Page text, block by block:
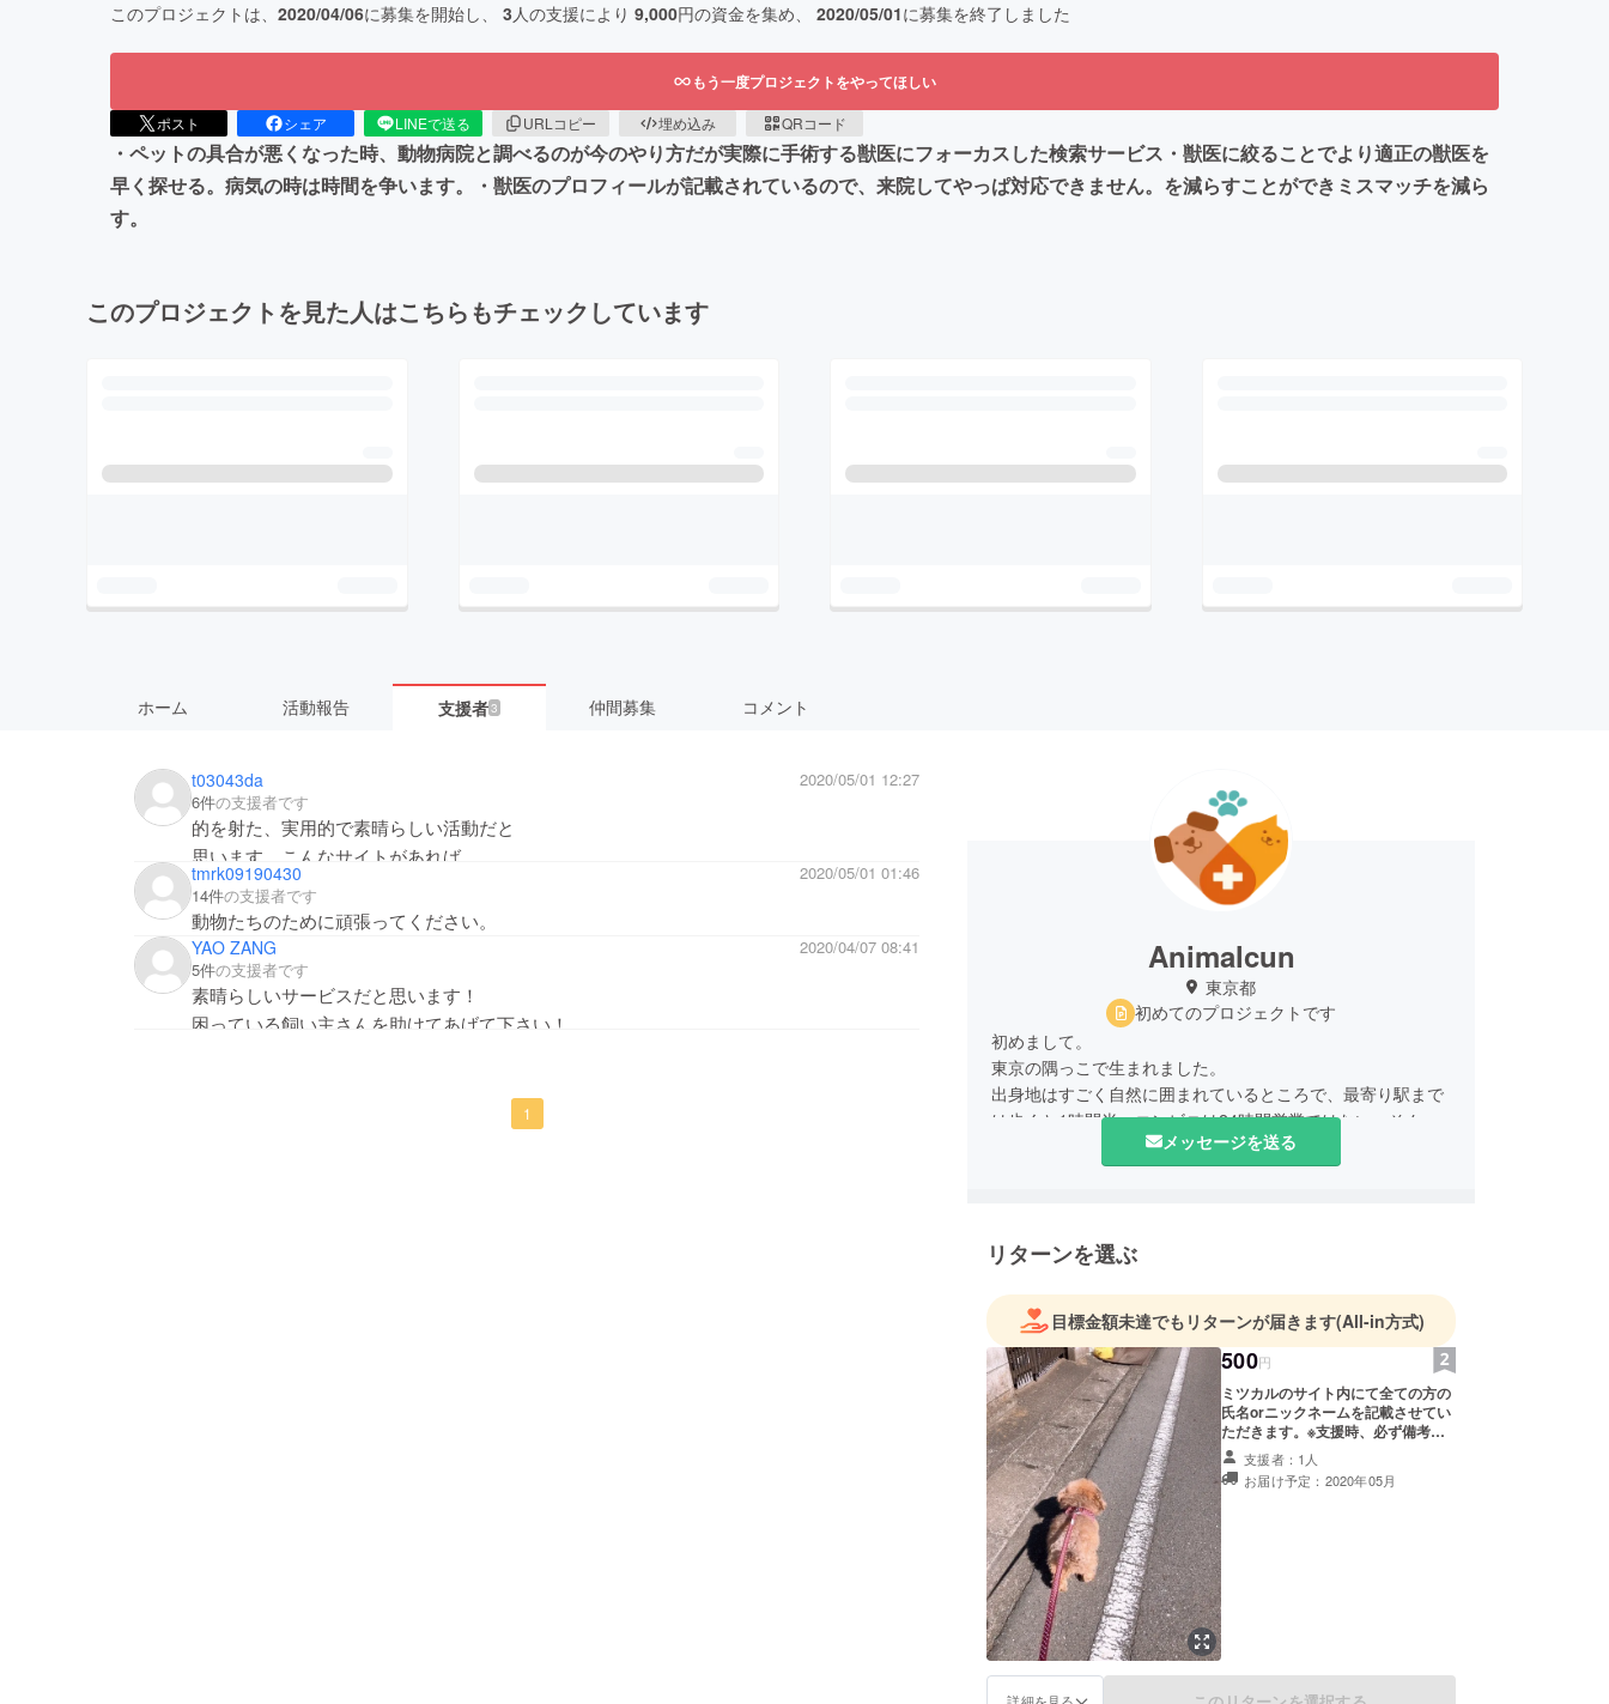
このプロジェクトは、 2020/04/06に募集を開始し、 3人の支援により 9,000円の資金を集め、 2020/05/01に募集を終了しました
もう一度プロジェクトをやってほしい
ポスト シェア LINEで送る URLコピー 埋め込み QRコード
・ペットの具合が悪くなった時、動物病院と調べるのが今のやり方だが実際に手術する獣医にフォーカスした検索サービス・獣医に絞ることでより適正の獣医を
早く探せる。病気の時は時間を争います。・獣医のプロフィールが記載されているので、来院してやっぱ対応できません。を減らすことができミスマッチを減ら
す。
このプロジェクトを見た人はこちらもチェックしています
ホーム 活動報告 支援者3 仲間募集 コメント
t03043da
2020/05/01 12:27
6件の支援者です
的を射た、実用的で素晴らしい活動だと
思います。こんなサイトがあれば、
愛犬を診てもらうとき本当に助かります。
少ないですが足しにしてください
tmrk09190430
2020/05/01 01:46
14件の支援者です
動物たちのために頑張ってください。
YAO ZANG
2020/04/07 08:41
5件の支援者です
素晴らしいサービスだと思います！
困っている飼い主さんを助けてあげて下さい！
1
Animalcun
東京都
初めてのプロジェクトです
初めまして。
東京の隅っこで生まれました。
出身地はすごく自然に囲まれているところで、最寄り駅まで
は歩くと1時間半、コンビニは24時間営業ではない。そんな
田舎育ちなので普段から動物に触れあう機会もたくさんあ
り、たぬきやイノシシまで家の近くにいることもありまし
たが、去年インコは何かを誤飲し栄養が摂取できなくなり亡
回このようなサービスを立ち上げました。
この獣医検索サービスは掲載する獣医の負担も少なくより多
くの獣医に登録してただき、カメや爬虫類などのニッチな生
物にも対応できる柔軟なサービスを目指しております。
メッセージを送る
リターンを選ぶ
目標金額未達でもリターンが届きます(All-in方式)
500円
ミツカルのサイト内にて全ての方の
氏名orニックネームを記載させてい
ただきます。※支援時、必ず備考欄
にご希望のお名前をご記入くださ
い。支援者：1人
お届け予定：2020年05月